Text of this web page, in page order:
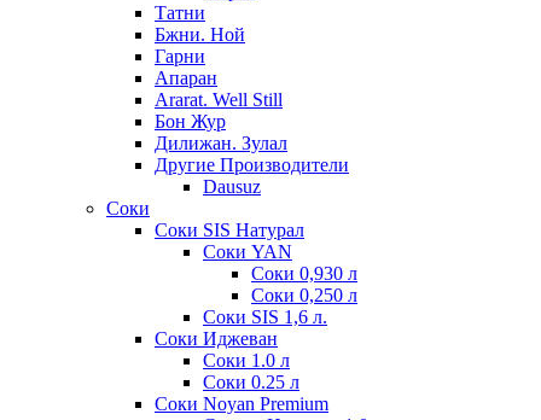
Татни
Бжни. Ной
Гарни
Апаран
Ararat. Well Still
Бон Жур
Дилижан. Зулал
Другие Производители
Dausuz
Соки
Соки SIS Натурал
Соки YAN
Соки 0,930 л
Соки 0,250 л
Соки SIS 1,6 л.
Соки Иджеван
Соки 1.0 л
Соки 0.25 л
Соки Noyan Premium